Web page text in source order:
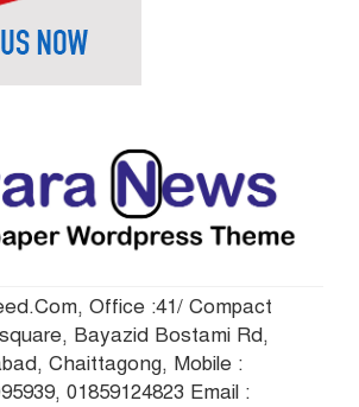
পদ্মাসেতুতে ৩৮তম স্প্যান,
পৌনে ৬ কিলোমিটার দৃশ্যমান
পূবালী ব্যাংকে চাকরির সুযোগ
Office :41/ Compact
Bayazid Bostami Rd,
Chaittagong, Mobile :
01859124823 Email :